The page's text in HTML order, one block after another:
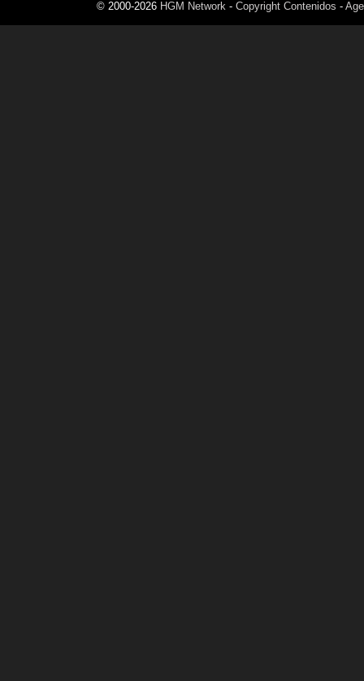
© 2000-2026 HGM Network- Copyright Contenidos -